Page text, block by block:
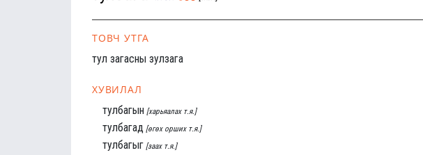
ТОВЧ УТГА
тул загасны зулзага
ХУВИЛАЛ
тулбагын [харьяалах т.я.]
тулбагад [өгөх орших т.я.]
тулбагыг [заах т.я.]